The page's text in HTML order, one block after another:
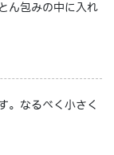
ん包みの中に入れ
。なるべく小さく